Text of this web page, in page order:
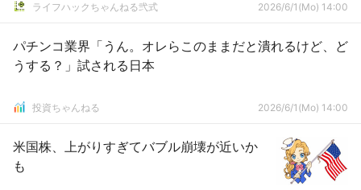
ライフハックちゃんねる弐式 2026/6/1(Mo) 14:00
パチンコ業界「うん。オレらこのままだと潰れるけど、ど
うする？」試される日本
投資ちゃんねる 2026/6/1(Mo) 14:00
米国株、上がりすぎてバブル崩壊が近いか
も